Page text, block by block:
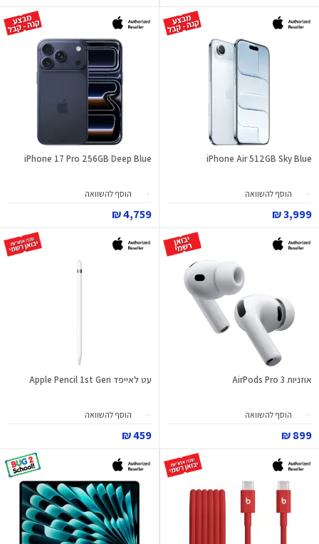
iPhone Air 512GB Sky Blue
הוסף להשוואה
3,999 ₪
iPhone 17 Pro 256GB Deep Blue
הוסף להשוואה
4,759 ₪
אוזניות AirPods Pro 3
הוסף להשוואה
899 ₪
עט לאייפד Apple Pencil 1st Gen
הוסף להשוואה
459 ₪